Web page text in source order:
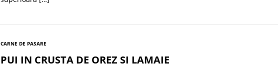
CARNE DE PASARE
PUI IN CRUSTA DE OREZ SI LAMAIE